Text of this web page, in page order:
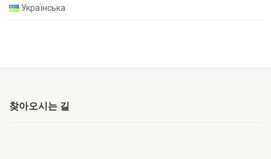
Українська
찾아오시는 길